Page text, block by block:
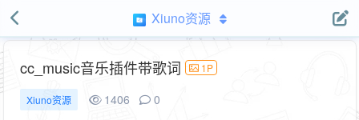
Xiuno资源
cc_music音乐插件带歌词 1P
Xiuno资源 1406 0